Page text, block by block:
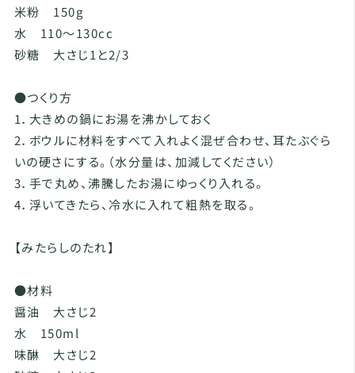
米粉 150g
水 110～130cc
砂糖 大さじ1と2/3
●つくり方
1．大きめの鍋にお湯を沸かしておく
2．ボウルに材料をすべて入れよく混ぜ合わせ、耳たぶぐら
いの硬さにする。（水分量は、加減してください）
3．手で丸め、沸騰したお湯にゆっくり入れる。
4．浮いてきたら、冷水に入れて粗熱を取る。
【みたらしのたれ】
●材料
醤油 大さじ2
水 150ml
味醂 大さじ2